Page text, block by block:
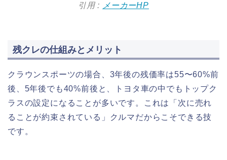
引用 : メーカーHP
残クレの仕組みとメリット
クラウンスポーツの場合、3年後の残価率は55〜60%前
後、5年後でも40%前後と、トヨタ車の中でもトップク
ラスの設定になることが多いです。これは「次に売れ
ることが約束されている」クルマだからこそできる技
です。